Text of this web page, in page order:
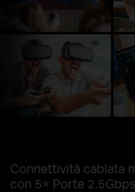
Connettività cablata
con 5× Porte 2.5Gbps